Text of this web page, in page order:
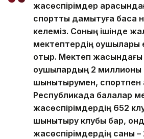
жасөспірімдер
спортты дамытуға баса
келеміз. Соның ішінде
мектептердің оқушылары
отыр. Мектеп
оқушылардың 2 миллионы
шынықтырумен, спортпен
Республикада балалар
жасөспірімдердің 652
шынықтыру клубы бар,
жасөспірімдердің саны